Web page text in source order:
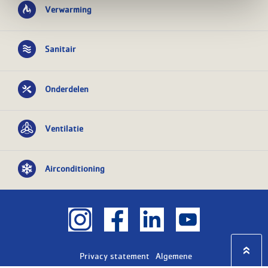
Verwarming
Sanitair
Onderdelen
Ventilatie
Airconditioning
Privacy statement Algemene